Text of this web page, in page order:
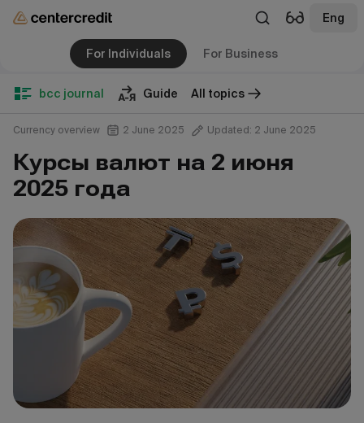
Eng
For Individuals For Business
bcc journal Guide All topics
Currency overview 2 June 2025 Updated: 2 June 2025
Курсы валют на 2 июня
2025 года